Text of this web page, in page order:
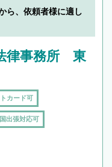
す。実際に電話や面談
してウマが合う方に依
ら、依頼者様に適し
律事務所 東
カード可
出張対応可